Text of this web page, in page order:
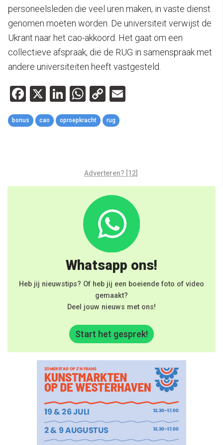
personeelsleden die veel uren maken, in vaste dienst
genomen moeten worden. De universiteit verwijst de
Ukrant naar het cao-akkoord. Het gaat om een
collectieve afspraak, die de RUG in samenspraak met
andere universiteiten heeft vastgesteld.
Facebook
X LinkedIn
WhatsApp
Copy
Link
bonus cao oproepkracht rug
Adverteren? [12]
Whatsapp ons!
Heb jij nieuwstips? Of heb jij een boeiende foto of video
gemaakt?
Deel jouw nieuws met ons!
Start het gesprek!